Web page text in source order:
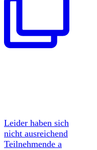
Leider haben sich
nicht ausreichend
Teilnehmende a